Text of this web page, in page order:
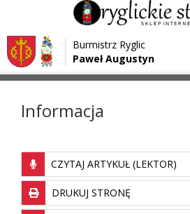
Przejdź do menu
Przejdź do głównej treści strony
Przejdź do stopki strony
Burmistrz Ryglic
Paweł Augustyn
Strona główna > Aktualności
Informacja
CZYTAJ ARTYKUŁ (LEKTOR)
DRUKUJ STRONĘ